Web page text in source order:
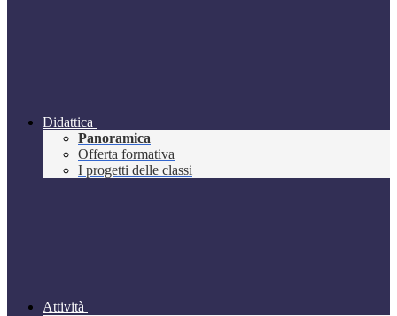
Didattica
Panoramica
Offerta formativa
I progetti delle classi
Attività